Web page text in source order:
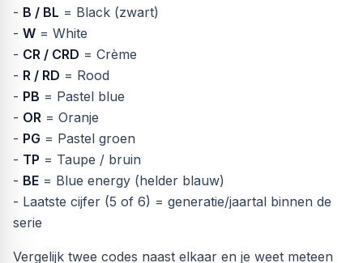
- B / BL = Black (zwart)
- W = White
- CR / CRD = Crème
- R / RD = Rood
- PB = Pastel blue
- OR = Oranje
- PG = Pastel groen
- TP = Taupe / bruin
- BE = Blue energy (helder blauw)
- Laatste cijfer (5 of 6) = generatie/jaartal binnen de
serie
Vergelijk twee codes naast elkaar en je weet meteen